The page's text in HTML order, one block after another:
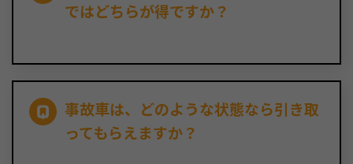
ではどちらが得ですか？
事故車は、どのような状態なら引き取
ってもらえますか？